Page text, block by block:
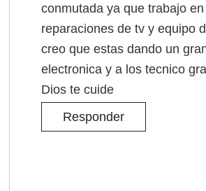
conmutada ya que trabajo en
reparaciones de tv y equipo
creo que estas dando un
electronica y a los tecnico
Dios te cuide
Responder